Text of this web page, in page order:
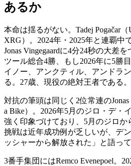
あるか
本命は揺るがない。Tadej Pogačar（
XRG）。2024年・2025年と連覇中
Jonas Vingegaardに4分24秒の大差
ツール総合4勝、もし2026年に5勝
イノー、アンクティル、アンドラ
る。27歳、現役の絶対王者である。
対抗の筆頭は同じく2位常連のJonas
a Bike）。2026年5月のジロ・デ・
強く印象づけており、5月のジロか
挑戦は近年成功例が乏しいが、デ
ッシャーから解放された」と語って
3番手集団にはRemco Evenepoel。